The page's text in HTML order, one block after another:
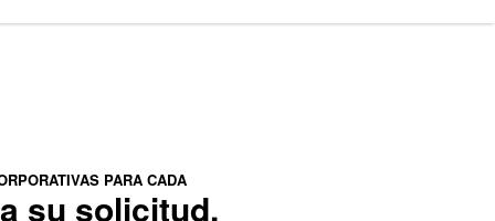
PARA CADA
su solicitud.